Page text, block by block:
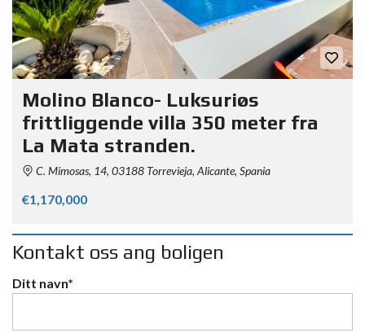
Molino Blanco- Luksuriøs
frittliggende villa 350 meter fra
La Mata stranden.
C. Mimosas, 14, 03188 Torrevieja, Alicante, Spania
€1,170,000
Kontakt oss ang boligen
Ditt navn*